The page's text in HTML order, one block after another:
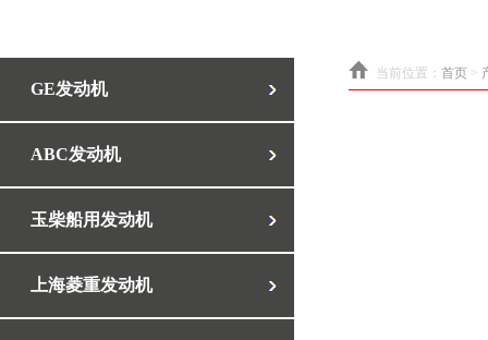
GE发动机
ABC发动机
玉柴船用发动机
上海菱重发动机
当前位置： 首页 >